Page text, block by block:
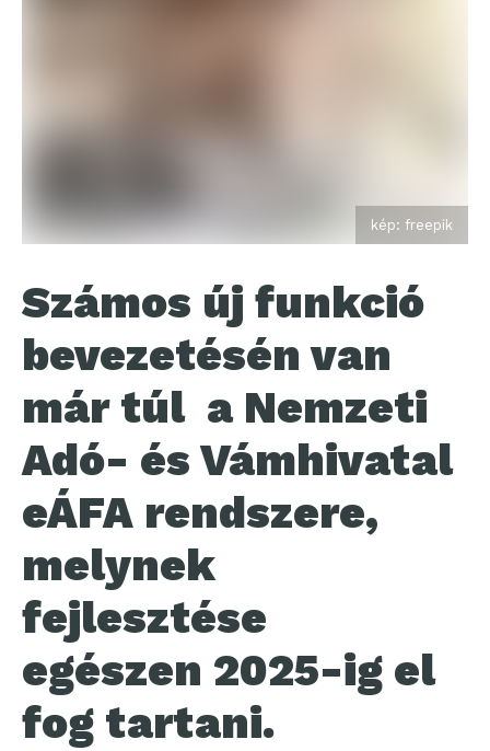
kép: freepik
Számos új funkció
bevezetésén van
már túl a Nemzeti
Adó- és Vámhivatal
eÁFA rendszere,
melynek
fejlesztése
egészen 2025-ig el
fog tartani.